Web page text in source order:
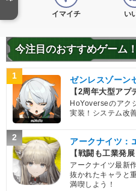
悟空3
限界を
超サイ
超サイ
SSブロリー
8.5 /10
【発動リ
・気力+1
・
戦闘民
サイヤ
【一致す
純粋サイ
イマイチ い
今注目のおすすめゲーム！
1 ゼンレスゾーン
【2周年大型アプ
HoYoverseのアク
実装！システム改
2 アークナイツ：
【戦闘も工業発
アークナイツ最新
抜かれたキャラと
満喫しよう！